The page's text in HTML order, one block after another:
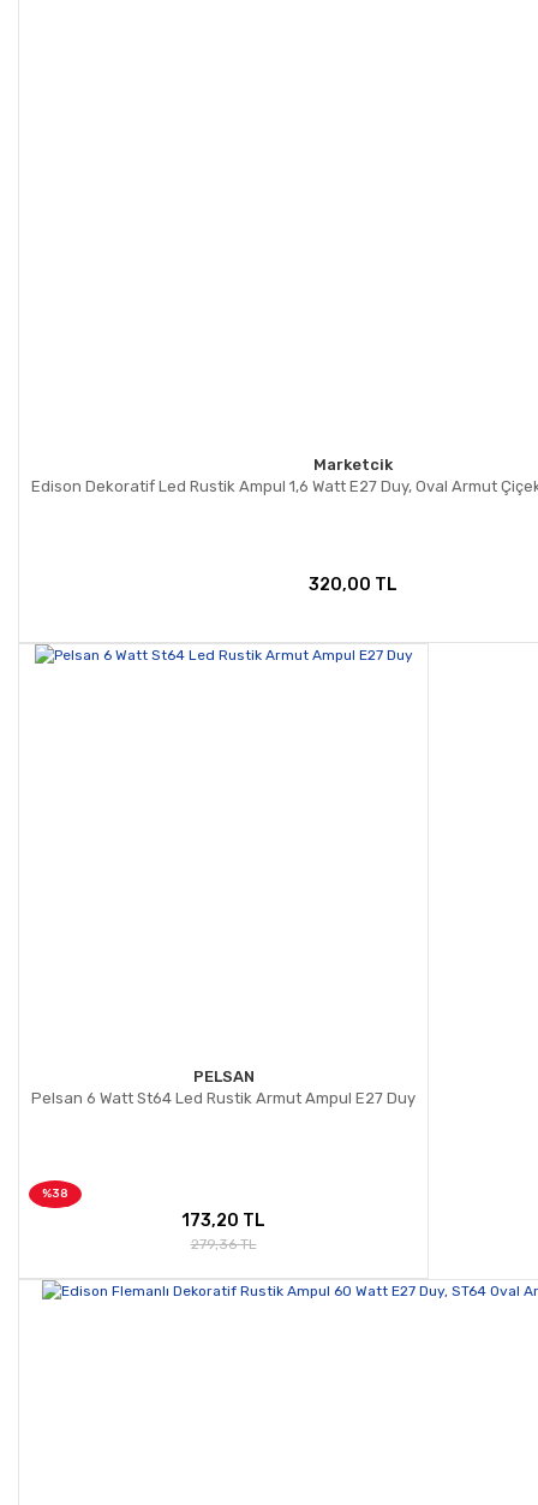
Marketcik
Edison Dekoratif Led Rustik Ampul 1,6 Watt E27 Duy, Oval Armut
320,00 TL
PELSAN
Pelsan 6 Watt St64 Led Rustik Armut Ampul E27 Duy
%38
173,20 TL
279,36 TL